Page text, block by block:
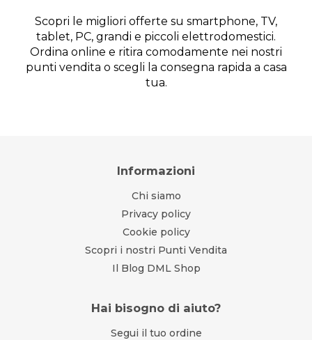
Scopri le migliori offerte su smartphone, TV,
tablet, PC, grandi e piccoli elettrodomestici.
Ordina online e ritira comodamente nei nostri
punti vendita o scegli la consegna rapida a casa
tua.
Informazioni
Chi siamo
Privacy policy
Cookie policy
Scopri i nostri Punti Vendita
Il Blog DML Shop
Hai bisogno di aiuto?
Segui il tuo ordine